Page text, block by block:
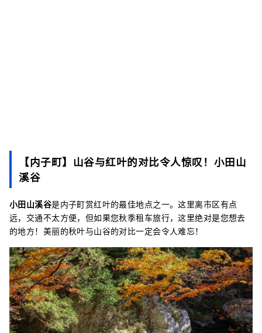
【内子町】山谷与红叶的对比令人惊叹！小田山
溪谷
小田山溪谷是内子町赏红叶的最佳地点之一。这里离市区有点
远，交通不太方便，但如果您秋季租车旅行，这里绝对是您想去
的地方！美丽的秋叶与山谷的对比一定会令人难忘！